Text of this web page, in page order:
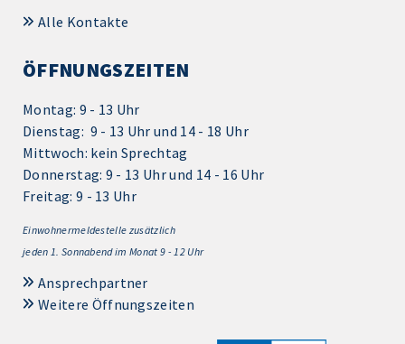
Alle Kontakte
ÖFFNUNGSZEITEN
Montag: 9 - 13 Uhr
Dienstag: 9 - 13 Uhr und 14 - 18 Uhr
Mittwoch: kein Sprechtag
Donnerstag: 9 - 13 Uhr und 14 - 16 Uhr
Freitag: 9 - 13 Uhr
Einwohnermeldestelle zusätzlich
jeden 1. Sonnabend im Monat 9 - 12 Uhr
Ansprechpartner
Weitere Öffnungszeiten